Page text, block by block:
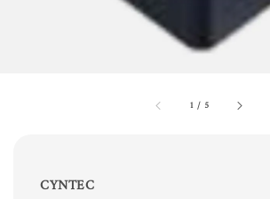
1 / 5
CYNTEC